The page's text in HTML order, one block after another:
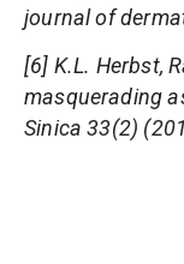
journal of
[6] K.L. Herbst,
masquerading
Sinica 33(2)